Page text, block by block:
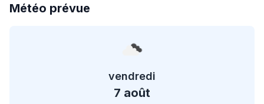
Météo prévue
vendredi
7 août